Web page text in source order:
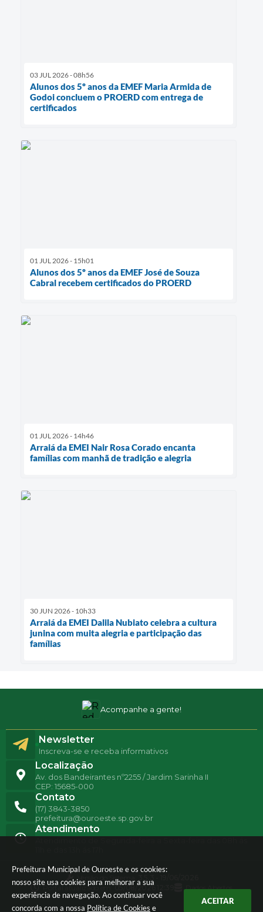
Prefeitura Municipal de Ouroeste e os cookies:
nosso site usa cookies para melhorar a sua
experiência de navegação. Ao continuar você
concorda com a nossa Política de Cookies e
ACEITAR
03 JUL 2026 - 08h56
Alunos dos 5º anos da EMEF Maria Armida de
Godoi concluem o PROERD com entrega de
certificados
01 JUL 2026 - 15h01
Alunos dos 5º anos da EMEF José de Souza
Cabral recebem certificados do PROERD
01 JUL 2026 - 14h46
Arraiá da EMEI Nair Rosa Corado encanta
famílias com manhã de tradição e alegria
30 JUN 2026 - 10h33
Arraiá da EMEI Dalila Nubiato celebra a cultura
junina com muita alegria e participação das
famílias
Acompanhe a gente!
Localização
Av. dos Bandeirantes nº2255 / Jardim Sarinha II
CEP: 15685-000
Contato
(17) 3843-3850
prefeitura@ouroeste.sp.gov.br
Atendimento
Newsletter
Inscreva-se e receba informativos
Versão do Sistema:
Portal atualizado em:05/08/2026 12:39 Dados Abertos